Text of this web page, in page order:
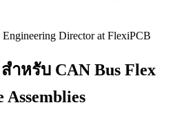
Director at FlexiPCB
ำหรับ CAN Bus Flex